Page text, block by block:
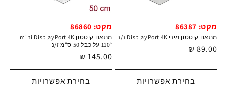
מקט: 86387
מתאם קיסטון מיני DisplayPort 4K נ/נ
מחיר
89.00 ₪
בחירת אפשרויות
מקט: 86860
מתאם קיסטון mini DisplayPort 4K
110° על כבל 50 ס"מ ז/נ
מחיר
רגיל
145.00 ₪
בחירת אפשרויות